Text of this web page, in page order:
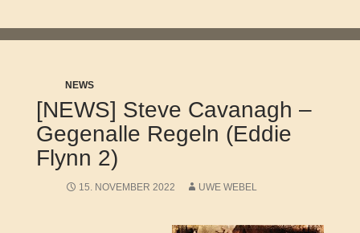
NEWS
[NEWS] Steve Cavanagh –
Gegenalle Regeln (Eddie
Flynn 2)
15. NOVEMBER 2022 UWE WEBEL